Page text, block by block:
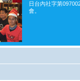
日台內社字第
會。